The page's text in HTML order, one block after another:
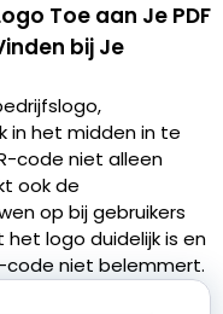
Toe aan Je PDF
bij Je
in het midden in te
code niet alleen
ook de
op bij gebruikers
logo duidelijk is en
code niet belemmert.